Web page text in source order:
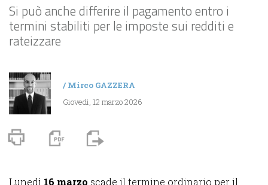
Si può anche differire il pagamento entro i
termini stabiliti per le imposte sui redditi e
rateizzare
/Mirco GAZZERA
Giovedì, 12 marzo 2026
Lunedì 16 marzo scade il termine ordinario per il